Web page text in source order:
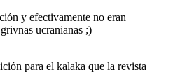
y efectivamente no eran
ucranianas ;)
para el kalaka que la revista